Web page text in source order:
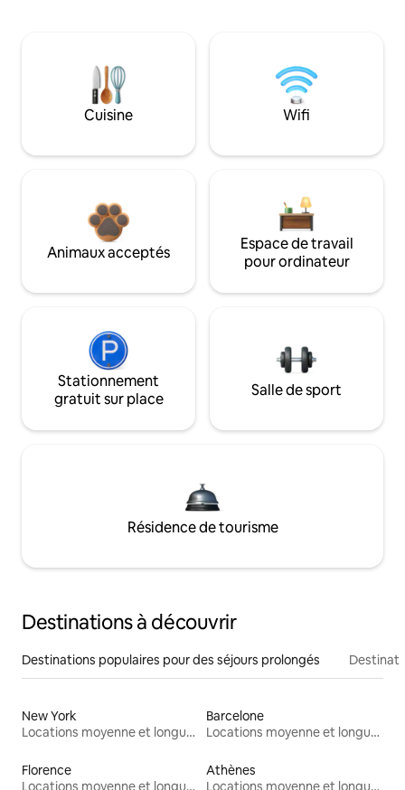
Cuisine Wifi
Animaux acceptés
Espace de travail
pour ordinateur
Stationnement
gratuit sur place
Salle de sport
Résidence de tourisme
Destinations à découvrir
Destinations populaires pour des séjours prolongés
New York
Locations moyenne et longue durée
Barcelone
Locations moyenne et longue durée
Florence
Locations moyenne et longue durée
Athènes
Locations moyenne et longue durée